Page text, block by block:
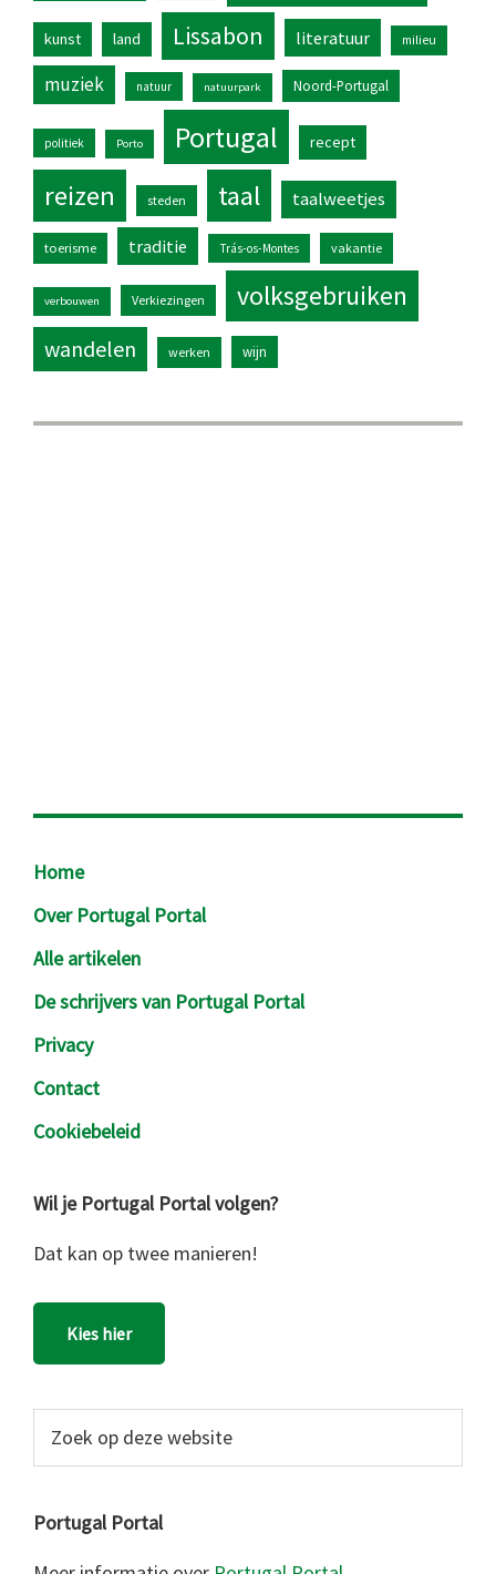
kunst land Lissabon literatuur milieu
muziek natuur natuurpark Noord-Portugal
politiek Porto Portugal recept
reizen steden taal taalweetjes
toerisme traditie Trás-os-Montes vakantie
verbouwen Verkiezingen volksgebruiken
wandelen werken wijn
Footer
Home
Over Portugal Portal
Alle artikelen
De schrijvers van Portugal Portal
Privacy
Contact
Cookiebeleid
Wil je Portugal Portal volgen?
Dat kan op twee manieren!
Kies hier
website
Portugal Portal